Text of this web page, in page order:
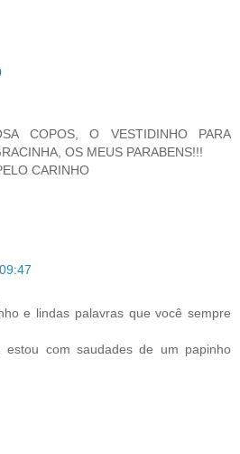
COPOS, O VESTIDINHO PARA
OS MEUS PARABENS!!!
CARINHO
e lindas palavras que você sempre
estou com saudades de um papinho